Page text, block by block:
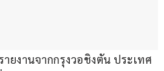
ยงานจากกรุงวอชิงตัน ประเทศ